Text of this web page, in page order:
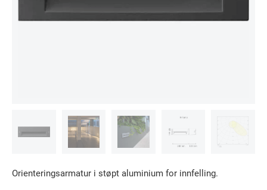
Orienteringsarmatur i støpt aluminium for innfelling.